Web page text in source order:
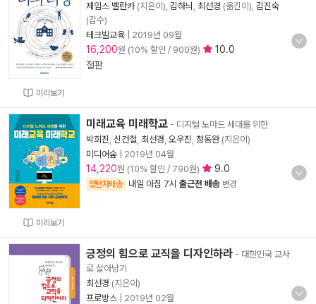
미리보기
제임스 벨란카(지은이), 김하늬 최선경 (옮긴이), 김진숙
(감수)
테크빌교육
2019년 09월
16,200원 (10% 할인 / 900원)
10.0
절판
미리보기
미래교육 미래학교 - 디지털 노마드 세대를 위한
박희진 신건철 최선경 오우진 정동완(지은이)
미디어숲
2019년 04월
14,220원 (10% 할인 / 790원) 9.0
양탄자배송 내일 아침 7시 출근전 배송 변경
긍정의 힘으로 교직을 디자인하라 - 대한민국 교사
로 살아남기
최선경 (지은이)
프로방스
2019년 02월